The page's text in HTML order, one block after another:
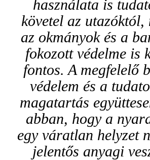
használata is
követel az utazóktól,
az okmányok és a
fokozott védelme is
fontos. A megfelelő
védelem és a
magatartás
abban, hogy a
egy váratlan helyzet
jelentős anyagi